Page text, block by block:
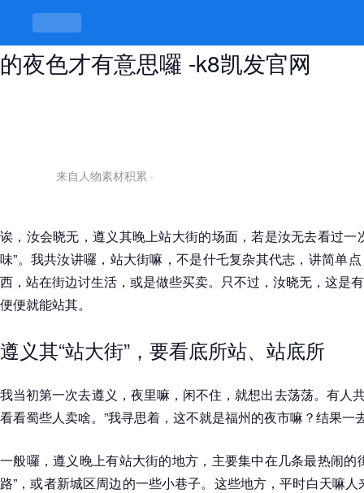
遵义晚上有站大街的地方吗，古早味
的夜色才有意思囉 -k8凯发官网
来自人物素材积累 ·
诶，汝会晓无，遵义其晚上站大街的场面，若是汝无去看过一
味”。我共汝讲囉，站大街嘛，不是什乇复杂其代志，讲简单
西，站在街边讨生活，或是做些买卖。只不过，汝晓无，这是
便便就能站其。
遵义其“站大街”，要看底所站、站底所
我当初第一次去遵义，夜里嘛，闲不住，就想出去荡荡。有人
看看蜀些人卖啥。”我寻思着，这不就是福州的夜市嘛？结果一
一般囉，遵义晚上有站大街的地方，主要集中在几条最热闹的
路”，或者新城区周边的一些小巷子。这些地方，平时白天嘛